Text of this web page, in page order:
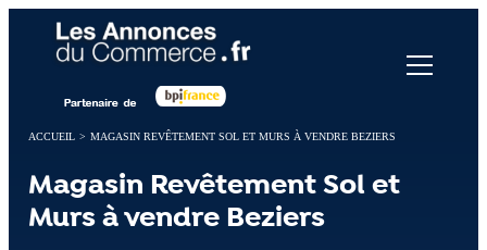
ACCUEIL > MAGASIN REVÊTEMENT SOL ET MURS À VENDRE BEZIERS
Magasin Revêtement Sol et
Murs à vendre Beziers
Panneau de gestion des cookies